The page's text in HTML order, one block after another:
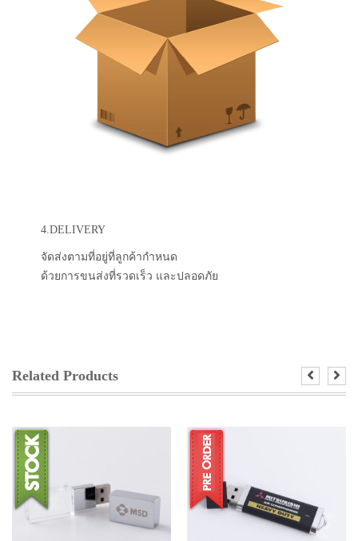
4.DELIVERY
จัดส่งตามที่อยู่ที่ลูกค้ากำหนด
ด้วยการขนส่งที่รวดเร็ว และปลอดภัย
Related Products